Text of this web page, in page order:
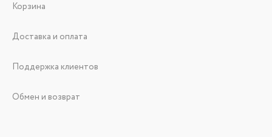
Корзина
Доставка и оплата
Поддержка клиентов
Обмен и возврат